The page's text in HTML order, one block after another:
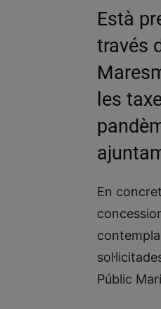
Està
través
les
En
Públic